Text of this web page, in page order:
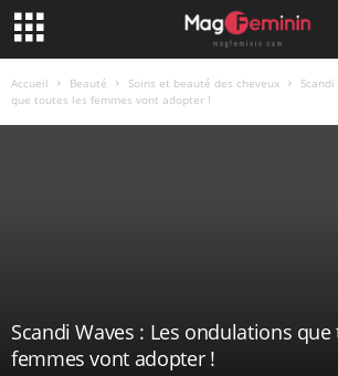
Accueil Beauté Soins et beauté des cheveux
que toutes les femmes vont adopter !
Scandi Waves : Les ondulations
femmes vont adopter !